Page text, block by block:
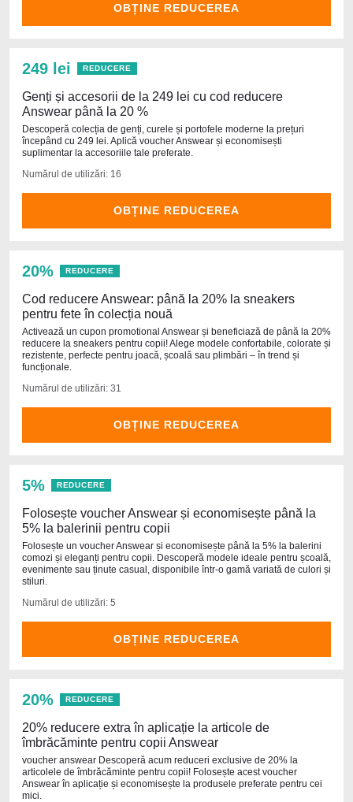
OBȚINE REDUCEREA
249 lei REDUCERE
Genți și accesorii de la 249 lei cu cod reducere
Answear până la 20 %
Descoperă colecția de genți, curele și portofele moderne la prețuri
începând cu 249 lei. Aplică voucher Answear și economisești
suplimentar la accesoriile tale preferate.
Numărul de utilizări: 16
OBȚINE REDUCEREA
20% REDUCERE
Cod reducere Answear: până la 20% la sneakers
pentru fete în colecția nouă
Activează un cupon promotional Answear și beneficiază de până la 20%
reducere la sneakers pentru copii! Alege modele confortabile, colorate și
rezistente, perfecte pentru joacă, școală sau plimbări – în trend și
funcționale.
Numărul de utilizări: 31
OBȚINE REDUCEREA
5% REDUCERE
Folosește voucher Answear și economisește până la
5% la balerinii pentru copii
Folosește un voucher Answear și economisește până la 5% la balerini
comozi și eleganți pentru copii. Descoperă modele ideale pentru școală,
evenimente sau ținute casual, disponibile într-o gamă variată de culori și
stiluri.
Numărul de utilizări: 5
OBȚINE REDUCEREA
20% REDUCERE
20% reducere extra în aplicație la articole de
îmbrăcăminte pentru copii Answear
voucher answear Descoperă acum reduceri exclusive de 20% la
articolele de îmbrăcăminte pentru copii! Folosește acest voucher
Answear în aplicație și economisește la produsele preferate pentru cei
mici.